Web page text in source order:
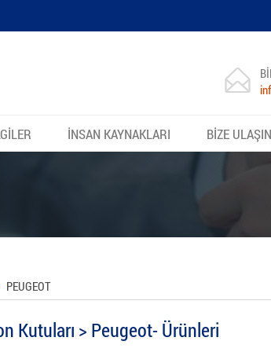
İNSAN KAYNAKLARI BİZE ULAŞIN
PEUGEOT
Kutuları > Peugeot- Ürünleri